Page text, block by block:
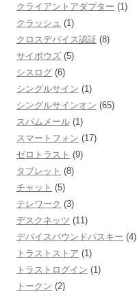
クライアントアダプター (1)
クラッシュ (1)
クロスデバイス認証 (8)
サイボウズ (5)
シスログ (6)
シングルサイン (1)
シングルサインオン (65)
スパムメール (1)
スマートフォン (17)
ゼロトラスト (9)
タブレット (8)
チャット (5)
テレワーク (3)
デスクネッツ (11)
デバイスバウンドパスキー (4)
トラストストア (1)
トラストログイン (1)
トークン (2)